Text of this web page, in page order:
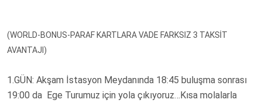
(WORLD-BONUS-PARAF KARTLARA VADE FARKSIZ 3 TAKSİT
AVANTAJI)
1.GÜN: Akşam İstasyon Meydanında 18:45 buluşma sonrası
19:00 da Ege Turumuz için yola çıkıyoruz…Kısa molalarla